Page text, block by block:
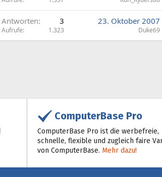
Antworten 3
Aufrufe 1.323
23. Oktober 2007
Duke69
ComputerBase Pro
ComputerBase Pro ist die werbefreie,
schnelle, flexible und zugleich faire
von ComputerBase. Mehr dazu!